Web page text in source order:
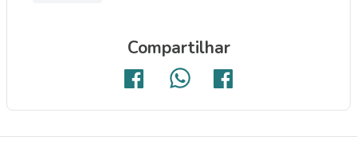
Compartilhar